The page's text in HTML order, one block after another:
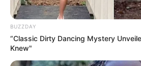
BUZZDAY
“Classic Dirty Dancing Mystery
Knew"